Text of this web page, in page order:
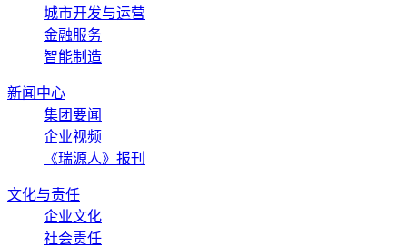
城市开发与运营
金融服务
智能制造
新闻中心
集团要闻
企业视频
《瑞源人》报刊
文化与责任
企业文化
社会责任